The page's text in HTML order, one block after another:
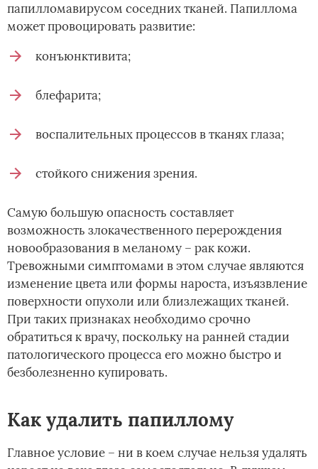
папилломавирусом соседних тканей. Папиллома
может провоцировать развитие:
конъюнктивита;
блефарита;
воспалительных процессов в тканях глаза;
стойкого снижения зрения.
Самую большую опасность составляет
возможность злокачественного перерождения
новообразования в меланому – рак кожи.
Тревожными симптомами в этом случае являются
изменение цвета или формы нароста, изъязвление
поверхности опухоли или близлежащих тканей.
При таких признаках необходимо срочно
обратиться к врачу, поскольку на ранней стадии
патологического процесса его можно быстро и
безболезненно купировать.
Как удалить папиллому
Главное условие – ни в коем случае нельзя удалять